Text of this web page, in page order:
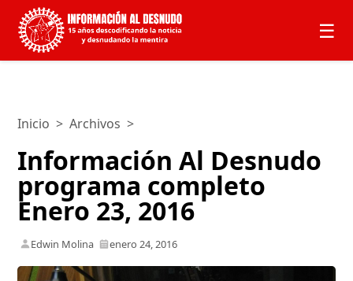
☰
Inicio >Archivos >
Información Al Desnudo
programa completo
Enero 23, 2016
Edwin Molina enero 24, 2016